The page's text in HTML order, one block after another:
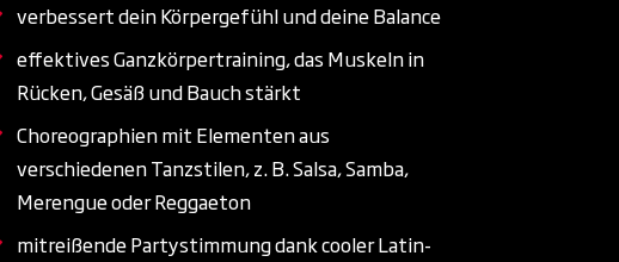
verbessert dein Körpergefühl und deine Balance
effektives Ganzkörpertraining, das Muskeln in
Rücken, Gesäß und Bauch stärkt
Choreographien mit Elementen aus
verschiedenen Tanzstilen, z. B. Salsa, Samba,
Merengue oder Reggaeton
mitreißende Partystimmung dank cooler Latin-